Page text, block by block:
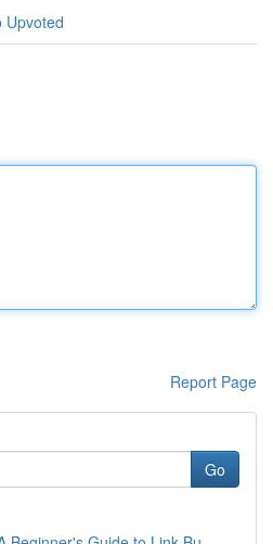
Upvoted
Report Page
Go